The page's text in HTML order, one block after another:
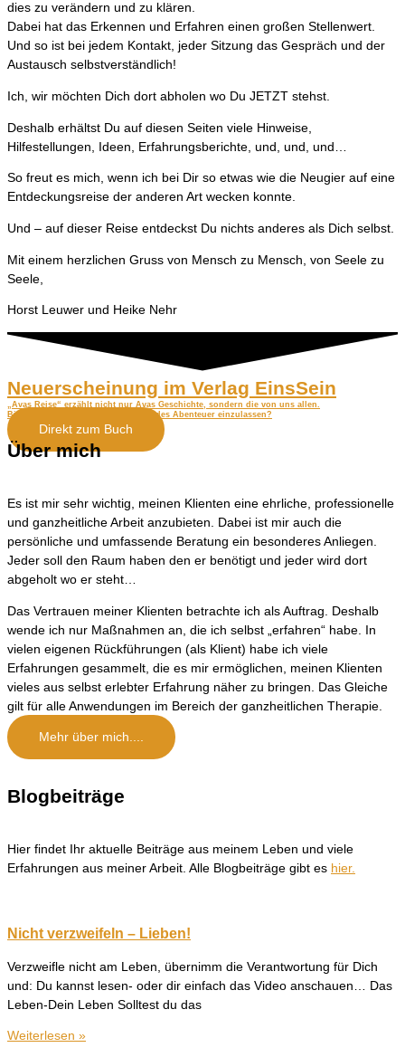
dies zu verändern und zu klären.
Dabei hat das Erkennen und Erfahren einen großen Stellenwert.
Und so ist bei jedem Kontakt, jeder Sitzung das Gespräch und der
Austausch selbstverständlich!
Ich, wir möchten Dich dort abholen wo Du JETZT stehst.
Deshalb erhältst Du auf diesen Seiten viele Hinweise,
Hilfestellungen, Ideen, Erfahrungsberichte, und, und, und…
So freut es mich, wenn ich bei Dir so etwas wie die Neugier auf eine
Entdeckungsreise der anderen Art wecken konnte.
Und – auf dieser Reise entdeckst Du nichts anderes als Dich selbst.
Mit einem herzlichen Gruss von Mensch zu Mensch, von Seele zu
Seele,
Horst Leuwer und Heike Nehr
Neuerscheinung im Verlag EinsSein
„Avas Reise“ erzählt nicht nur Avas Geschichte, sondern die von uns allen.
Bist du bereit, dich auf ein spannendes Abenteuer einzulassen?
Direkt zum Buch
Über mich
Es ist mir sehr wichtig, meinen Klienten eine ehrliche, professionelle
und ganzheitliche Arbeit anzubieten. Dabei ist mir auch die
persönliche und umfassende Beratung ein besonderes Anliegen.
Jeder soll den Raum haben den er benötigt und jeder wird dort
abgeholt wo er steht…
Das Vertrauen meiner Klienten betrachte ich als Auftrag. Deshalb
wende ich nur Maßnahmen an, die ich selbst „erfahren“ habe. In
vielen eigenen Rückführungen (als Klient) habe ich viele
Erfahrungen gesammelt, die es mir ermöglichen, meinen Klienten
vieles aus selbst erlebter Erfahrung näher zu bringen. Das Gleiche
gilt für alle Anwendungen im Bereich der ganzheitlichen Therapie.
Mehr über mich....
Blogbeiträge
Hier findet Ihr aktuelle Beiträge aus meinem Leben und viele
Erfahrungen aus meiner Arbeit. Alle Blogbeiträge gibt es hier.
Nicht verzweifeln – Lieben!
Verzweifle nicht am Leben, übernimm die Verantwortung für Dich
und: Du kannst lesen- oder dir einfach das Video anschauen… Das
Leben-Dein Leben Solltest du das
Weiterlesen »